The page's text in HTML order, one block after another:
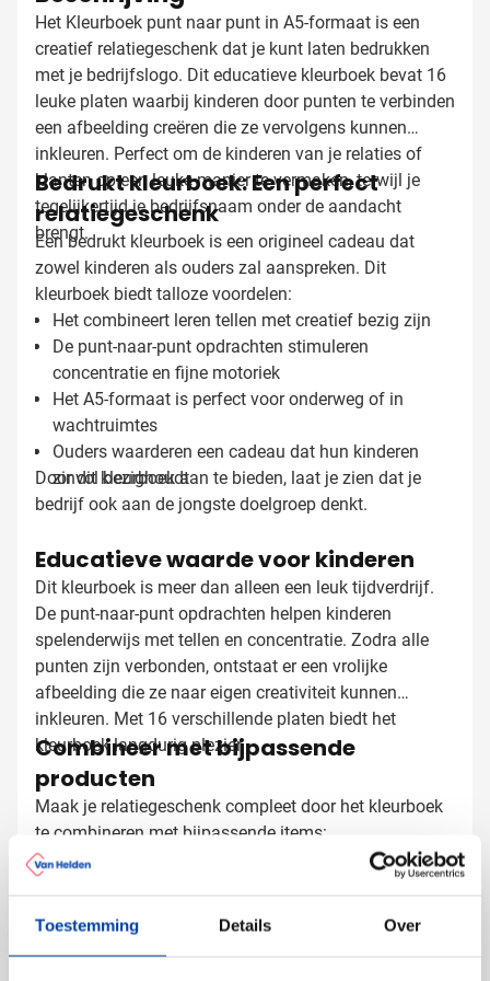
Toestemming Details Over
Het Kleurboek punt naar punt in A5-formaat is een
creatief relatiegeschenk dat je kunt laten bedrukken
met je bedrijfslogo. Dit educatieve kleurboek bevat 16
leuke platen waarbij kinderen door punten te verbinden
een afbeelding creëren die ze vervolgens kunnen
inkleuren. Perfect om de kinderen van je relaties of
klanten op een leuke manier te vermaken, terwijl je
tegelijkertijd je bedrijfsnaam onder de aandacht
brengt.
Bedrukt kleurboek: Een perfect
relatiegeschenk
Een bedrukt kleurboek is een origineel cadeau dat
zowel kinderen als ouders zal aanspreken. Dit
kleurboek biedt talloze voordelen:
Het combineert leren tellen met creatief bezig zijn
De punt-naar-punt opdrachten stimuleren
concentratie en fijne motoriek
Het A5-formaat is perfect voor onderweg of in
wachtruimtes
Ouders waarderen een cadeau dat hun kinderen
zinvol bezighoudt
Door dit kleurboek aan te bieden, laat je zien dat je
bedrijf ook aan de jongste doelgroep denkt.
Educatieve waarde voor kinderen
Dit kleurboek is meer dan alleen een leuk tijdverdrijf.
De punt-naar-punt opdrachten helpen kinderen
spelenderwijs met tellen en concentratie. Zodra alle
punten zijn verbonden, ontstaat er een vrolijke
afbeelding die ze naar eigen creativiteit kunnen
inkleuren. Met 16 verschillende platen biedt het
kleurboek langdurig plezier.
Combineer met bijpassende
producten
Maak je relatiegeschenk compleet door het kleurboek
te combineren met bijpassende items:
Een set bedrukte kleurpotloden met dezelfde opdruk
Een leuke bedrukte tas om alles in mee te nemen
Kleurboeken laten bedrukken met